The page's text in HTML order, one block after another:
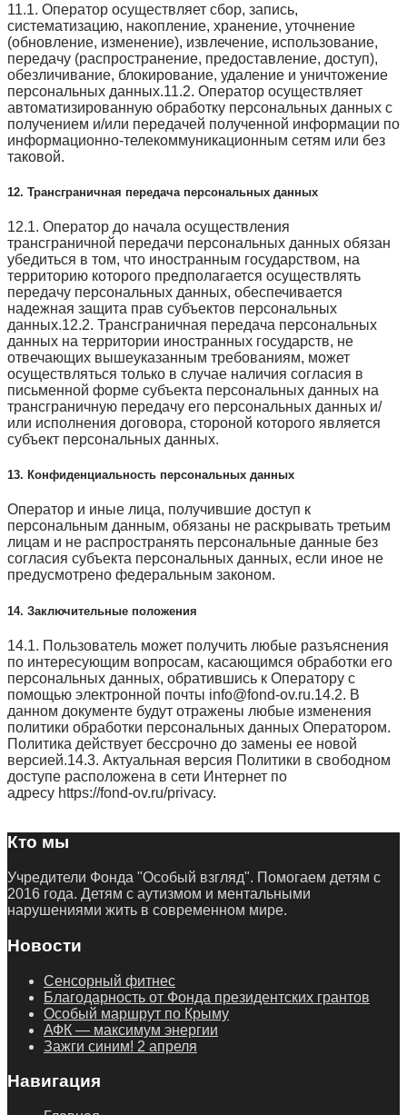
11.1. Оператор осуществляет сбор, запись,
систематизацию, накопление, хранение, уточнение
(обновление, изменение), извлечение, использование,
передачу (распространение, предоставление, доступ),
обезличивание, блокирование, удаление и уничтожение
персональных данных.11.2. Оператор осуществляет
автоматизированную обработку персональных данных с
получением и/или передачей полученной информации по
информационно-телекоммуникационным сетям или без
таковой.
12. Трансграничная передача персональных данных
12.1. Оператор до начала осуществления
трансграничной передачи персональных данных обязан
убедиться в том, что иностранным государством, на
территорию которого предполагается осуществлять
передачу персональных данных, обеспечивается
надежная защита прав субъектов персональных
данных.12.2. Трансграничная передача персональных
данных на территории иностранных государств, не
отвечающих вышеуказанным требованиям, может
осуществляться только в случае наличия согласия в
письменной форме субъекта персональных данных на
трансграничную передачу его персональных данных и/
или исполнения договора, стороной которого является
субъект персональных данных.
13. Конфиденциальность персональных данных
Оператор и иные лица, получившие доступ к
персональным данным, обязаны не раскрывать третьим
лицам и не распространять персональные данные без
согласия субъекта персональных данных, если иное не
предусмотрено федеральным законом.
14. Заключительные положения
14.1. Пользователь может получить любые разъяснения
по интересующим вопросам, касающимся обработки его
персональных данных, обратившись к Оператору с
помощью электронной почты info@fond-ov.ru.14.2. В
данном документе будут отражены любые изменения
политики обработки персональных данных Оператором.
Политика действует бессрочно до замены ее новой
версией.14.3. Актуальная версия Политики в свободном
доступе расположена в сети Интернет по
адресу https://fond-ov.ru/privacy.
Кто мы
Учредители Фонда "Особый взгляд". Помогаем детям с
2016 года. Детям с аутизмом и ментальными
нарушениями жить в современном мире.
Новости
Сенсорный фитнес
Благодарность от Фонда президентских грантов
Особый маршрут по Крыму
АФК — максимум энергии
Зажги синим! 2 апреля
Навигация